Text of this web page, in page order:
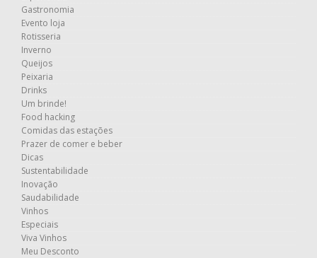
Gastronomia
Evento loja
Rotisseria
Inverno
Queijos
Peixaria
Drinks
Um brinde!
Food hacking
Comidas das estações
Prazer de comer e beber
Dicas
Sustentabilidade
Inovação
Saudabilidade
Vinhos
Especiais
Viva Vinhos
Meu Desconto